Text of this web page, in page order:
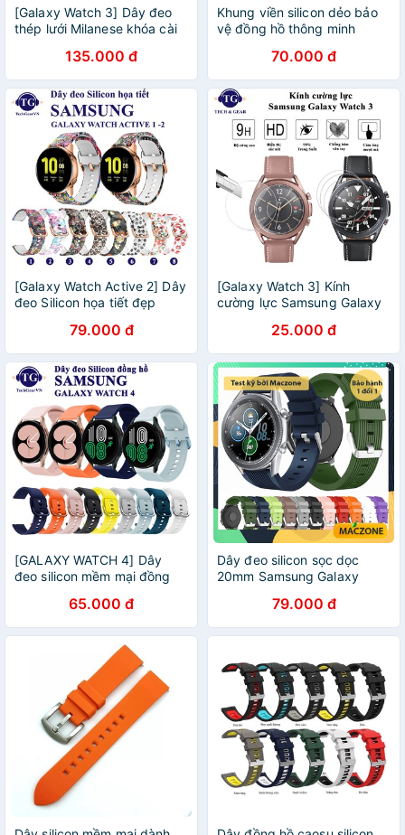
[Galaxy Watch 3] Dây đeo
thép lưới Milanese khóa cài
135.000 đ
Khung viền silicon dẻo bảo
vệ đồng hồ thông minh
45mm / Watch 3 41mm
70.000 đ
[Galaxy Watch Active 2] Dây
đeo Silicon họa tiết đẹp
79.000 đ
[Galaxy Watch 3] Kính
cường lực Samsung Galaxy
25.000 đ
[GALAXY WATCH 4] Dây
đeo silicon mềm mại đồng
4, Watch 4 Classic
65.000 đ
Dây đeo silicon sọc dọc
20mm Samsung Galaxy
Active 1/2, Gear S2 (ZD06)
79.000 đ